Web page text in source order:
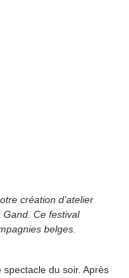
création d’atelier
Gand. Ce festival
belges.
spectacle du soir. Après